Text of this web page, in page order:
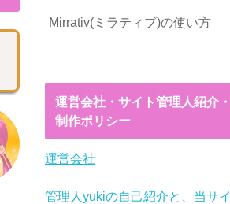
Mirrativ(ミラティブ)の使い方
運営会社・サイト管理人紹介
制作ポリシー
運営会社
管理人yukiの自己紹介と、当サ